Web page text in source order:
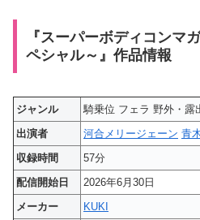
『スーパーボディコンマ
ペシャル～』作品情報
ジャンル
騎乗位 フェラ 野外・露
出演者
河合メリージェーン 青
収録時間
57分
配信開始日
2026年6月30日
メーカー
KUKI